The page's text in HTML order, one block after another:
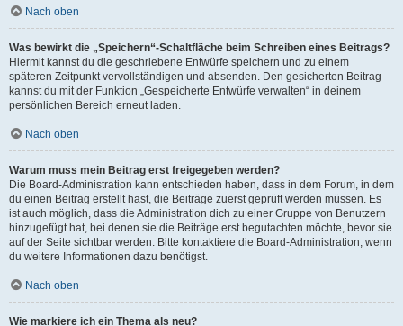
Nach oben
Was bewirkt die „Speichern“-Schaltfläche beim Schreiben eines Beitrags?
Hiermit kannst du die geschriebene Entwürfe speichern und zu einem
späteren Zeitpunkt vervollständigen und absenden. Den gesicherten Beitrag
kannst du mit der Funktion „Gespeicherte Entwürfe verwalten“ in deinem
persönlichen Bereich erneut laden.
Nach oben
Warum muss mein Beitrag erst freigegeben werden?
Die Board-Administration kann entschieden haben, dass in dem Forum, in dem
du einen Beitrag erstellt hast, die Beiträge zuerst geprüft werden müssen. Es
ist auch möglich, dass die Administration dich zu einer Gruppe von Benutzern
hinzugefügt hat, bei denen sie die Beiträge erst begutachten möchte, bevor sie
auf der Seite sichtbar werden. Bitte kontaktiere die Board-Administration, wenn
du weitere Informationen dazu benötigst.
Nach oben
Wie markiere ich ein Thema als neu?